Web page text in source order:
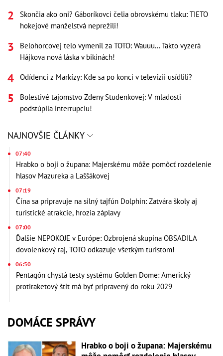
Skončia ako oni? Gáboríkovci čelia obrovskému tlaku: TIETO
hokejové manželstvá neprežili!
Belohorcovej telo vymenil za TOTO: Wauuu... Takto vyzerá
Hájkova nová láska v bikinách!
Odídenci z Markízy: Kde sa po konci v televízii usídlili?
Bolestivé tajomstvo Zdeny Studenkovej: V mladosti
podstúpila interrupciu!
NAJNOVŠIE ČLÁNKY
07:40
Hrabko o boji o župana: Majerskému môže pomôcť rozdelenie
hlasov Mazureka a Laššákovej
07:19
Čína sa pripravuje na silný tajfún Dolphin: Zatvára školy aj
turistické atrakcie, hrozia záplavy
07:00
Ďalšie NEPOKOJE v Európe: Ozbrojená skupina OBSADILA
dovolenkový raj, TOTO odkazuje všetkým turistom!
06:50
Pentagón chystá testy systému Golden Dome: Americký
protiraketový štít má byť pripravený do roku 2029
DOMÁCE SPRÁVY
Hrabko o boji o župana: Majerskému